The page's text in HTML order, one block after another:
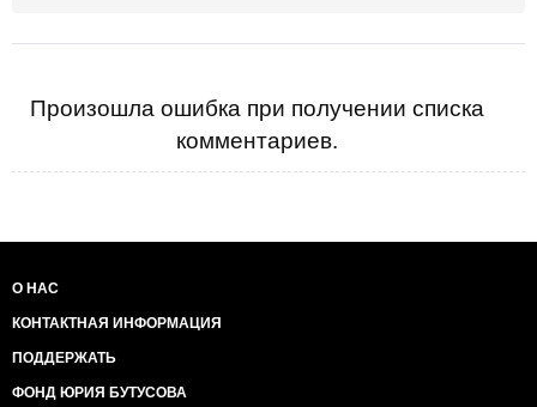
Произошла ошибка при получении списка
комментариев.
О НАС
КОНТАКТНАЯ ИНФОРМАЦИЯ
ПОДДЕРЖАТЬ
ФОНД ЮРИЯ БУТУСОВА